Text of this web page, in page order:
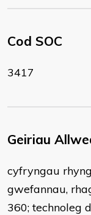
Cod SOC
3417
Geiriau
cyfryngau
gwefannau,
360; technoleg